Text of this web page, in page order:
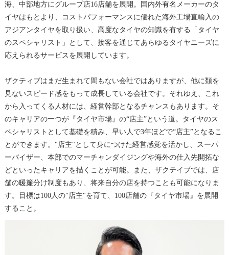
海、中部地方にグループ店16店舗を展開。国内外有名メーカーのタ
イヤはもとより、コストパフォーマンスに優れた海外工場直輸入の
アジアンタイヤを取り扱い、高度なタイヤの知識を有する「タイヤ
のスペシャリスト」として、接客を通じてあらゆるタイヤニーズに
応えられるサービスを展開しています。
ザクティブはまだ生まれて間もない会社ではありますが、他に類を
見ないスピード感をもって成長している会社です。それゆえ、これ
から入ってくる人材には、経営幹部となるチャンスもあります。そ
のキャリアの一つが『タイヤ市場』の“店主”という道。タイヤのス
ペシャリストとして基礎を積み、早い人で3年ほどで“店主”となるこ
とができます。"店主"として身につけた経営感覚を活かし、スーパ
ーバイザー、本部でのマーチャンダイジングや海外の仕入先開拓な
どといったキャリアを描くことが可能。また、ザクテイブでは、店
舗の暖簾分け制度もあり、将来自分の店を持つことも可能になりま
す。目標は100人の"店主"を育て、100店舗の『タイヤ市場』を展開
すること。